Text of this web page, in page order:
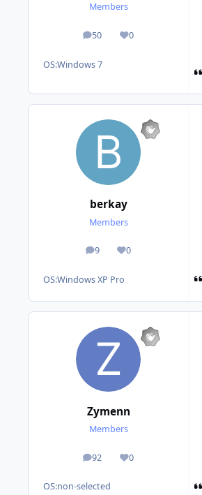
Members
50
posts 0
Reputation
OS:Windows 7
berkay
Members
9
posts 0
Reputation
OS:Windows XP Pro
Zymenn
Members
92
posts 0
Reputation
OS:non-selected